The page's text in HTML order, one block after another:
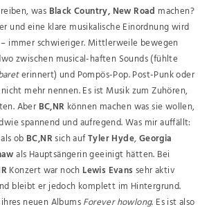
was Black Country, New Road machen?
und eine klare musikalische Einordnung wird
immer schwieriger. Mittlerweile bewegen
zwischen musical-haften Sounds (fühlte
erinnert) und Pompös-Pop. Post-Punk oder
mehr nennen. Es ist Musik zum Zuhören,
Aber BC,NR können machen was sie wollen,
spannend und aufregend. Was mir auffällt:
ob BC,NRsich aufTyler Hyde,Georgia
als Hauptsängerin geeinigt hätten. Bei
Konzert war noch Lewis Evans sehr aktiv
bleibt er jedoch komplett im Hintergrund.
neuen AlbumsForever howlong. Es ist also